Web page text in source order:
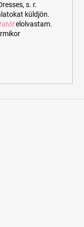
s. r.
küldjön.
elolvastam.